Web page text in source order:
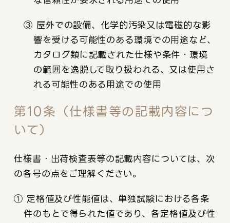
③ 屋外での設備、化学的汚染又は電磁的な影
響を受ける可能性のある環境での用途など、
カタログ類に記載された仕様や条件・環境
の範囲を逸脱して取り扱われる、又は使用さ
れる可能性のある用途での使用
第10条（仕様書等の記載内容につ
いて）
仕様書・出荷検査表等の記載内容については、次
の各号の点をご理解ください。
① 定格値及び性能値は、単独試験における各条
件のもとで得られた値であり、各定格値及び性